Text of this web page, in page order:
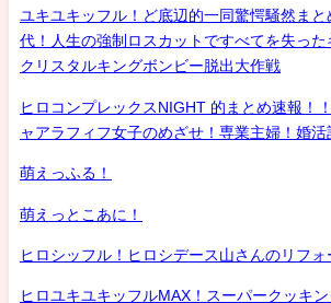
ユキユキッフル！ど底辺的一同驚愕騒然ま
代！人生の強制ロスカットですべてを失っ
クリスタルキングボンビー脱出大作戦
ヒロコンプレックスNIGHT 的まとめ速報！
ャアラフィフ女子のめざせ！専業主婦！婚活
萌えっふる！
萌えっとこあに！
ヒロシッフル！ヒロシデース山さんのリフォ
ヒロユキユキッフルMAX！スーパークッキン